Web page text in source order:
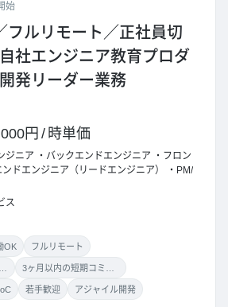
始
フルリモート／正社員切
社エンジニア教育プロダ
発リーダー業務
円 / 時単価
ジニア バックエンドエンジニア
フロン
ドエンジニア（リードエンジニア）
PM/
ス
OK フルリモート
若手歓迎 アジャイル開発